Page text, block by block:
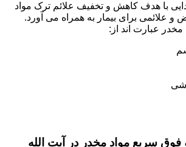
با هدف کاهش و تخفیف علائم ترک مواد
و علائمی برای بیمار به همراه می آورد.
عبارت اند از:
سریع مواد مخدر در آیت الله